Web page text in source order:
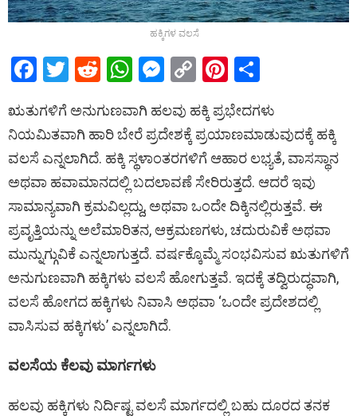
ಹಕ್ಕಿಗಳ ವಲಸೆ
F
ce
b
o
o
k
T
tt
er
R
d
di
t
W
at
s
A
p
p
M
se
n
g
er
C
py
Li
n
k
Pi
er
es
t
ar
e
ಋತುಗಳಿಗೆ ಅನುಗುಣವಾಗಿ ಹಲವು ಹಕ್ಕಿ ಪ್ರಭೇದಗಳು
ನಿಯಮಿತವಾಗಿ ಹಾರಿ ಬೇರೆ ಪ್ರದೇಶಕ್ಕೆ ಪ್ರಯಾಣಮಾಡುವುದಕ್ಕೆ ಹಕ್ಕಿ
ವಲಸೆ ಎನ್ನಲಾಗಿದೆ. ಹಕ್ಕಿ ಸ್ಥಳಾಂತರಗಳಿಗೆ ಆಹಾರ ಲಭ್ಯತೆ, ವಾಸಸ್ಥಾನ
ಅಥವಾ ಹವಾಮಾನದಲ್ಲಿ ಬದಲಾವಣೆ ಸೇರಿರುತ್ತದೆ. ಆದರೆ ಇವು
ಸಾಮಾನ್ಯವಾಗಿ ಕ್ರಮವಿಲ್ಲದ್ದು, ಅಥವಾ ಒಂದೇ ದಿಕ್ಕಿನಲ್ಲಿರುತ್ತವೆ. ಈ
ಪ್ರವೃತ್ತಿಯನ್ನು ಅಲೆಮಾರಿತನ, ಆಕ್ರಮಣಗಳು, ಚದುರುವಿಕೆ ಅಥವಾ
ಮುನ್ನುಗ್ಗುವಿಕೆ ಎನ್ನಲಾಗುತ್ತದೆ. ವರ್ಷಕ್ಕೊಮ್ಮೆ ಸಂಭವಿಸುವ ಋತುಗಳಿಗೆ
ಅನುಗುಣವಾಗಿ ಹಕ್ಕಿಗಳು ವಲಸೆ ಹೋಗುತ್ತವೆ. ಇದಕ್ಕೆ ತದ್ವಿರುದ್ಧವಾಗಿ,
ವಲಸೆ ಹೋಗದ ಹಕ್ಕಿಗಳು ನಿವಾಸಿ ಅಥವಾ ‘ಒಂದೇ ಪ್ರದೇಶದಲ್ಲಿ
ವಾಸಿಸುವ ಹಕ್ಕಿಗಳು’ ಎನ್ನಲಾಗಿದೆ.
ವಲಸೆಯ ಕೆಲವು ಮಾರ್ಗಗಳು
ಹಲವು ಹಕ್ಕಿಗಳು ನಿರ್ದಿಷ್ಟ ವಲಸೆ ಮಾರ್ಗದಲ್ಲಿ ಬಹು ದೂರದ ತನಕ